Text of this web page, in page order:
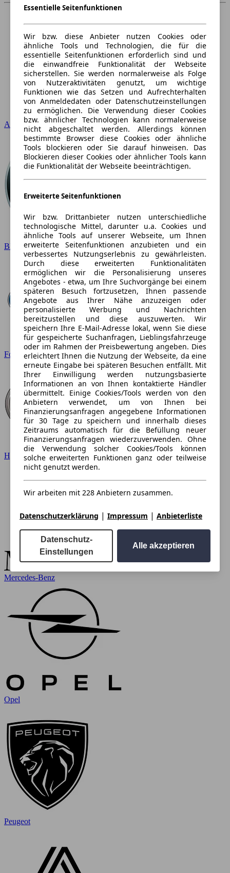
Audi
BMW
Ford
Hyundai
Mercedes-Benz
Opel
Peugeot
Essentielle Seitenfunktionen
Wir bzw. diese Anbieter nutzen Cookies oder
ähnliche Tools und Technologien, die für die
essentielle Seitenfunktionen erforderlich sind und
die einwandfreie Funktionalität der Webseite
sicherstellen. Sie werden normalerweise als Folge
von Nutzeraktivitäten genutzt, um wichtige
Funktionen wie das Setzen und Aufrechterhalten
von Anmeldedaten oder Datenschutzeinstellungen
zu ermöglichen. Die Verwendung dieser Cookies
bzw. ähnlicher Technologien kann normalerweise
nicht abgeschaltet werden. Allerdings können
bestimmte Browser diese Cookies oder ähnliche
Tools blockieren oder Sie darauf hinweisen. Das
Blockieren dieser Cookies oder ähnlicher Tools kann
die Funktionalität der Webseite beeinträchtigen.
Erweiterte Seitenfunktionen
Wir bzw. Drittanbieter nutzen unterschiedliche
technologische Mittel, darunter u.a. Cookies und
ähnliche Tools auf unserer Webseite, um Ihnen
erweiterte Seitenfunktionen anzubieten und ein
verbessertes Nutzungserlebnis zu gewährleisten.
Durch diese erweiterten Funktionalitäten
ermöglichen wir die Personalisierung unseres
Angebotes - etwa, um Ihre Suchvorgänge bei einem
späteren Besuch fortzusetzen, Ihnen passende
Angebote aus Ihrer Nähe anzuzeigen oder
personalisierte Werbung und Nachrichten
bereitzustellen und diese auszuwerten. Wir
speichern Ihre E-Mail-Adresse lokal, wenn Sie diese
für gespeicherte Suchanfragen, Lieblingsfahrzeuge
oder im Rahmen der Preisbewertung angeben. Dies
erleichtert Ihnen die Nutzung der Webseite, da eine
erneute Eingabe bei späteren Besuchen entfällt. Mit
Ihrer Einwilligung werden nutzungsbasierte
Informationen an von Ihnen kontaktierte Händler
übermittelt. Einige Cookies/Tools werden von den
Anbietern verwendet, um von Ihnen bei
Finanzierungsanfragen angegebene Informationen
für 30 Tage zu speichern und innerhalb dieses
Zeitraums automatisch für die Befüllung neuer
Finanzierungsanfragen wiederzuverwenden. Ohne
die Verwendung solcher Cookies/Tools können
solche erweiterten Funktionen ganz oder teilweise
nicht genutzt werden.
Wir arbeiten mit 228 Anbietern zusammen.
Datenschutzerklärung | Impressum | Anbieterliste
Datenschutz-
Einstellungen
Alle akzeptieren